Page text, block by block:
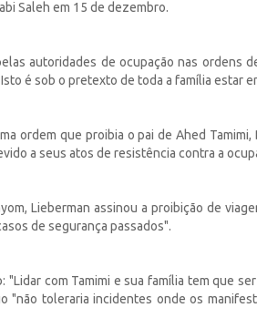
Saleh em 15 de dezembro.
autoridades de ocupação nas ordens
é sob o pretexto de toda a família estar
ordem que proibia o pai de Ahed
a seus atos de resistência contra a
Lieberman assinou a proibição de
de segurança passados".
com Tamimi e sua família tem que
"não toleraria incidentes onde os